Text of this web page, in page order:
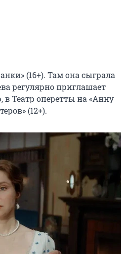
(16+). Там она сыграла
регулярно приглашает
Театр оперетты на «Анну
(12+).